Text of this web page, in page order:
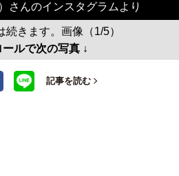
さんのインスタグラムより
続きます。画像（1/5）
ールで次の写真 ↓
記事を読む